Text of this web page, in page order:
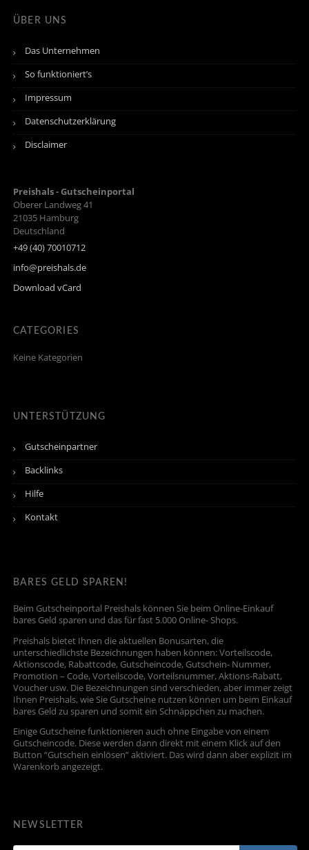
ÜBER UNS
Das Unternehmen
So funktioniert’s
Impressum
Datenschutzerklärung
Disclaimer
Preishals - Gutscheinportal
Oberer Landweg 41
21035 Hamburg
Deutschland
+49 (40) 70010712
info@preishals.de
Download vCard
CATEGORIES
Keine Kategorien
UNTERSTÜTZUNG
Gutscheinpartner
Backlinks
Hilfe
Kontakt
BARES GELD SPAREN!
Beim Gutscheinportal Preishals können Sie beim Online-Einkauf
bares Geld sparen und das für fast 5.000 Online- Shops.
Preishals bietet Ihnen die aktuellen Bonusarten, die
unterschiedlichste Bezeichnungen haben können: Vorteilscode,
Aktionscode, Rabattcode, Gutscheincode, Gutschein- Nummer,
Promotion – Code, Vorteilscode, Vorteilsnummer, Aktions-Rabatt,
Voucher usw. Die Bezeichnungen sind verschieden, aber immer zeigt
Ihnen Preishals, wie Sie Gutscheine nutzen können um beim Einkauf
bares Geld zu sparen und somit ein Schnäppchen zu machen.
Einige Gutscheine funktionieren auch ohne Eingabe von einem
Gutscheincode. Diese werden dann direkt mit einem Klick auf den
Button “Gutschein einlösen” aktiviert. Das wird dann aber explizit im
Warenkorb angezeigt.
NEWSLETTER